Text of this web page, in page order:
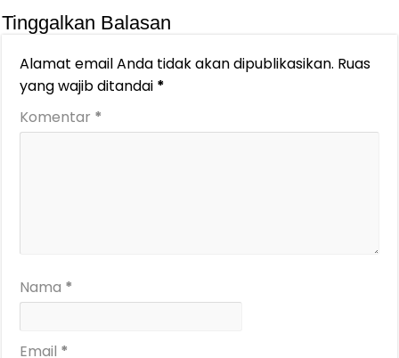
Tinggalkan Balasan
Alamat email Anda tidak akan dipublikasikan. Ruas
yang wajib ditandai *
Komentar *
Nama *
Email *